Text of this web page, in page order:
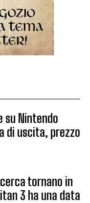
su Nintendo
di uscita, prezzo
tornano in
3 ha una data